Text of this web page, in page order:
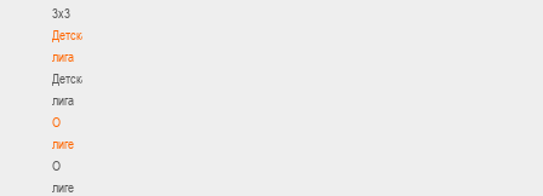
3х3
Детская
лига
Детская
лига
О
лиге
О
лиге